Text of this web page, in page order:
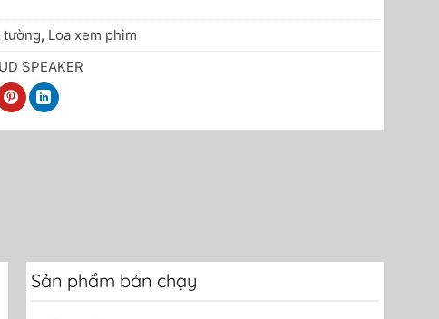
tường, Loa xem phim
SPEAKER
Sản phẩm bán chạy